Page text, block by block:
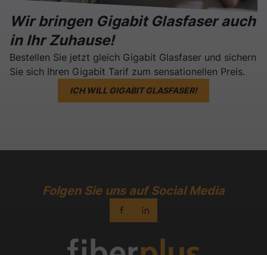
Wir bringen Gigabit Glasfaser auch
in Ihr Zuhause!
Bestellen Sie jetzt gleich Gigabit Glasfaser und sichern
Sie sich Ihren Gigabit Tarif zum sensationellen Preis.
ICH WILL GIGABIT GLASFASER!
Folgen Sie uns auf Social Media